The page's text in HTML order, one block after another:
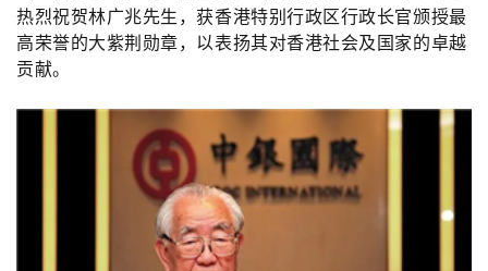
热烈祝贺林广兆先生，获香港特别行政区行政长官颁授最
高荣誉的大紫荆勋章，以表扬其对香港社会及国家的卓越
贡献。